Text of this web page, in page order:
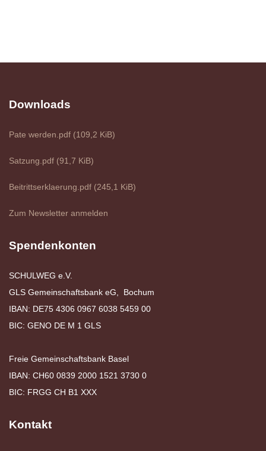
Downloads
Pate werden.pdf (109,2 KiB)
Satzung.pdf (91,7 KiB)
Beitrittserklaerung.pdf (245,1 KiB)
Zum Newsletter anmelden
Spendenkonten
SCHULWEG e.V.
GLS Gemeinschaftsbank eG, Bochum
IBAN: DE75 4306 0967 6038 5459 00
BIC: GENO DE M 1 GLS
Freie Gemeinschaftsbank Basel
IBAN: CH60 0839 2000 1521 3730 0
BIC: FRGG CH B1 XXX
Kontakt